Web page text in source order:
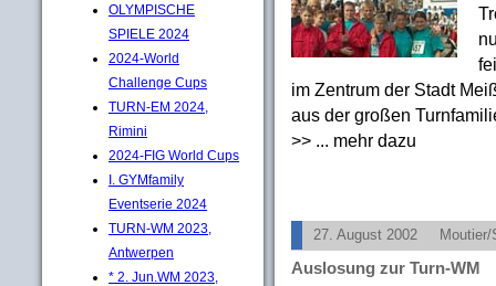
OLYMPISCHE
SPIELE 2024
2024-World
Challenge Cups
TURN-EM 2024,
Rimini
2024-FIG World Cups
I. GYMfamily
Eventserie 2024
TURN-WM 2023,
Antwerpen
* 2. Jun.WM 2023,
im Zentrum der Stadt
aus der großen
>> ... mehr dazu
27. August 2002
Auslosung zur Turn-WM